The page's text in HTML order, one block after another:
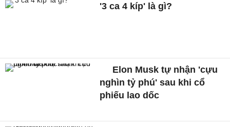
'3 ca 4 kíp' là gì?
Elon Musk tự nhận 'cựu
nghìn tỷ phú' sau khi cổ
phiếu lao dốc